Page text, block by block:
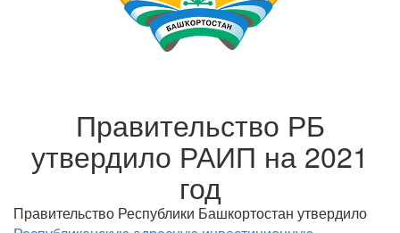
Правительство РБ
утвердило РАИП на 2021
год
Правительство Республики Башкортостан утвердило